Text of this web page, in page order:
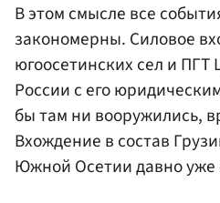
В этом смысле все
закономерны. Силовое
югоосетинских сел и ПГТ
России с его
бы там ни вооружились,
Вхождение в состав
Южной Осетии давно уже